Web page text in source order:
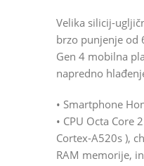
Velika silicij-
brzo punjenje od
Gen 4 mobilna
napredno
• Smartphone
• CPU Octa Core
Cortex-A520s ),
RAM memorije,